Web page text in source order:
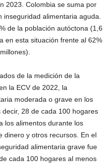
2023. Colombia se suma por
inseguridad alimentaria aguda.
de la población autóctona (1,6
en esta situación frente al 62%
de la medición de la
la ECV de 2022, la
moderada o grave en los
28 de cada 100 hogares
los alimentos durante los
dinero y otros recursos. En el
alimentaria grave fue
cada 100 hogares al menos